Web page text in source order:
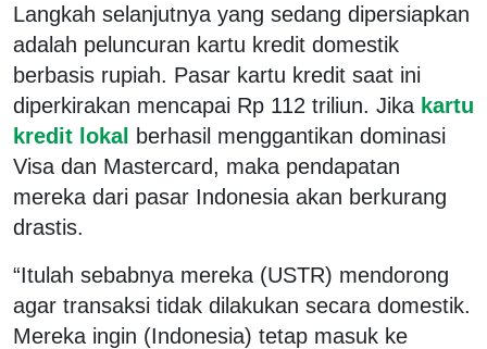
Langkah selanjutnya yang sedang dipersiapkan
adalah peluncuran kartu kredit domestik
berbasis rupiah. Pasar kartu kredit saat ini
diperkirakan mencapai Rp 112 triliun. Jika kartu
kredit lokal
berhasil menggantikan dominasi
Visa dan Mastercard, maka pendapatan
mereka dari pasar Indonesia akan berkurang
drastis.
“Itulah sebabnya mereka (USTR) mendorong
agar transaksi tidak dilakukan secara domestik.
Mereka ingin (Indonesia) tetap masuk ke